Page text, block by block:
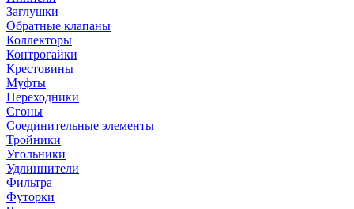
Заглушки
Обратные клапаны
Коллекторы
Контрогайки
Крестовины
Муфты
Переходники
Сгоны
Соединительные элементы
Тройники
Угольники
Удлиннители
Фильтра
Футорки